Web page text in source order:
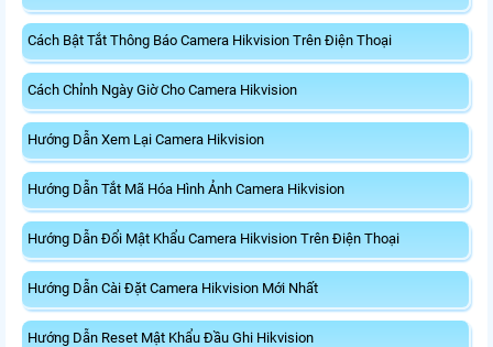
Cách Bật Tắt Thông Báo Camera Hikvision Trên Điện Thoại
Cách Chỉnh Ngày Giờ Cho Camera Hikvision
Hướng Dẫn Xem Lại Camera Hikvision
Hướng Dẫn Tắt Mã Hóa Hình Ảnh Camera Hikvision
Hướng Dẫn Đổi Mật Khẩu Camera Hikvision Trên Điện Thoại
Hướng Dẫn Cài Đặt Camera Hikvision Mới Nhất
Hướng Dẫn Reset Mật Khẩu Đầu Ghi Hikvision